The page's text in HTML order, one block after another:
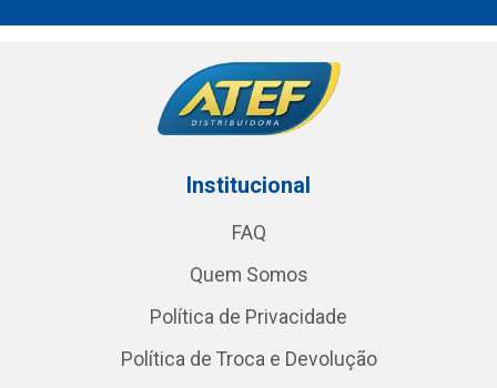
Institucional
FAQ
Quem Somos
Política de Privacidade
Política de Troca e Devolução